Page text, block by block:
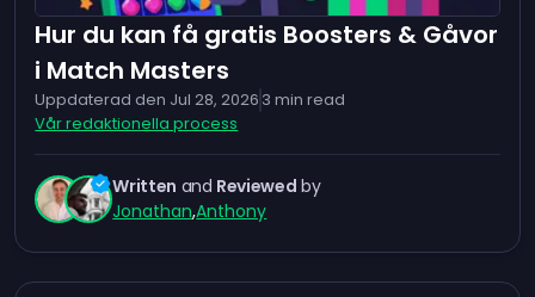
Hur du kan få gratis Boosters & Gåvor
i Match Masters
Uppdaterad den Jul 28, 2026 3 min read
Vår redaktionella process
Written and Reviewed by
Jonathan,Anthony